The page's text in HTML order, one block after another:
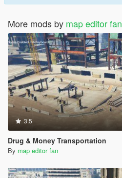
More mods by map editor fan
3.5
Drug & Money Transportation
By map editor fan